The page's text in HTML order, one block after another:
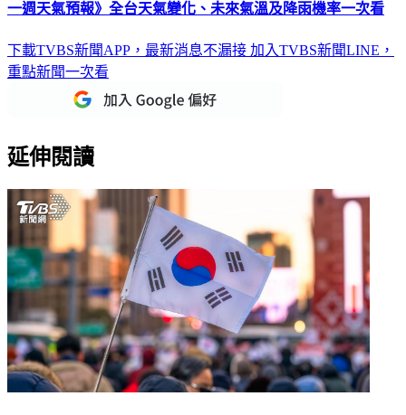
一週天氣預報》全台天氣變化、未來氣溫及降雨機率一次看
下載TVBS新聞APP，最新消息不漏接 加入TVBS新聞LINE，
重點新聞一次看
延伸閱讀